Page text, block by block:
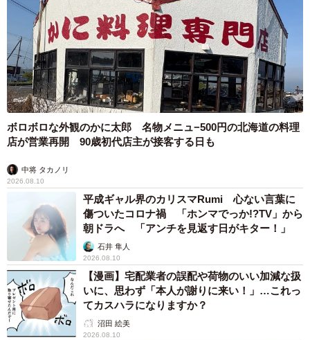
ボロボロな外観のかに太郎 名物メニュ−500円の北海道の料理
店が営業再開 90歳初代店主が接客する日も
中将 タカノリ
2026.08.10
平成ギャル界のカリスマRumi 心ない言葉に
傷ついたコロナ禍 「ホンマでっか!?TV」から
朝ドラへ 「アンチを見返す日がキター！」
石井 隼人
2026.08.10
【漫画】宅配業者の誤配や荷物のいい加減な扱
いに、思わず「本人が謝りに来い！」…これっ
てカスハラになりますか？
沼田 絵美
2026.08.10